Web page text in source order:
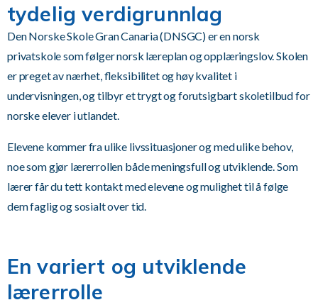
tydelig verdigrunnlag
Den Norske Skole Gran Canaria (DNSGC) er en norsk
privatskole som følger norsk læreplan og opplæringslov. Skolen
er preget av nærhet, fleksibilitet og høy kvalitet i
undervisningen, og tilbyr et trygt og forutsigbart skoletilbud for
norske elever i utlandet.
Elevene kommer fra ulike livssituasjoner og med ulike behov,
noe som gjør lærerrollen både meningsfull og utviklende. Som
lærer får du tett kontakt med elevene og mulighet til å følge
dem faglig og sosialt over tid.
En variert og utviklende
lærerrolle